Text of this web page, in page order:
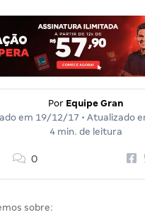
Por Equipe Gran
em 19/12/17 • Atualizado
4 min. de leitura
0
sobre: